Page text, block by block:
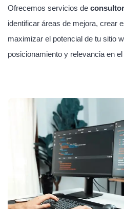
Ofrecemos servicios de
identificar áreas de mejora, crear
maximizar el potencial de tu sitio
posicionamiento y relevancia en